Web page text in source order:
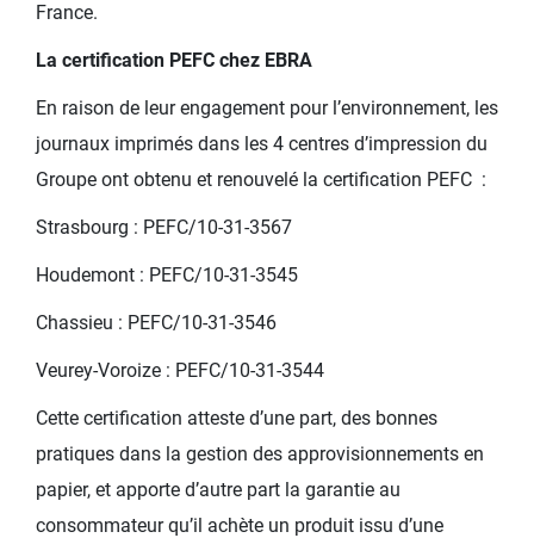
France.
La certification PEFC chez EBRA
En raison de leur engagement pour l’environnement, les
journaux imprimés dans les 4 centres d’impression du
Groupe ont obtenu et renouvelé la certification PEFC :
Strasbourg : PEFC/10-31-3567
Houdemont : PEFC/10-31-3545
Chassieu : PEFC/10-31-3546
Veurey-Voroize : PEFC/10-31-3544
Cette certification atteste d’une part, des bonnes
pratiques dans la gestion des approvisionnements en
papier, et apporte d’autre part la garantie au
consommateur qu’il achète un produit issu d’une